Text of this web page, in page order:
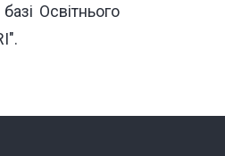
Освітнього
.